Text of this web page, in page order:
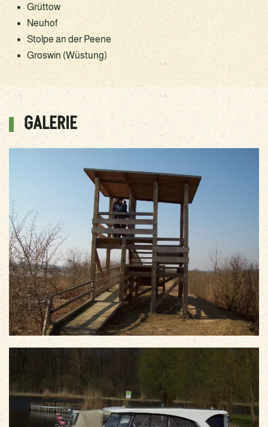
Grüttow
Neuhof
Stolpe an der Peene
Groswin (Wüstung)
GALERIE
vergrößern